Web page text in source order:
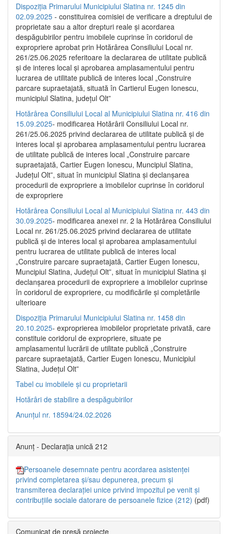
Dispoziția Primarului Municipiului Slatina nr. 1245 din
02.09.2025 - constituirea comisiei de verificare a dreptului de
proprietate sau a altor drepturi reale și acordarea
despăgubirilor pentru imobilele cuprinse în coridorul de
expropriere aprobat prin Hotărârea Consiliului Local nr.
261/25.06.2025 referitoare la declararea de utilitate publică
și de interes local și aprobarea amplasamentului pentru
lucrarea de utilitate publică de interes local „Construire
parcare supraetajată, situată în Cartierul Eugen Ionescu,
municipiul Slatina, județul Olt”
Hotărârea Consiliului Local al Municipiului Slatina nr. 416 din
15.09.2025- modificarea Hotărârii Consiliului Local nr.
261/25.06.2025 privind declararea de utilitate publică și de
interes local și aprobarea amplasamentului pentru lucrarea
de utilitate publică de interes local „Construire parcare
supraetajată, Cartier Eugen Ionescu, Muncipiul Slatina,
Județul Olt”, situat în municipiul Slatina și declanșarea
procedurii de expropriere a imobilelor cuprinse în coridorul
de expropriere
Hotărârea Consiliului Local al Municipiului Slatina nr. 443 din
30.09.2025- modificarea anexei nr. 2 la Hotărârea Consiliului
Local nr. 261/25.06.2025 privind declararea de utilitate
publică şi de interes local şi aprobarea amplasamentului
pentru lucrarea de utilitate publică de interes local
„Construire parcare supraetajată, Cartier Eugen Ionescu,
Muncipiul Slatina, Judeţul Olt”, situat în municipiul Slatina şi
declanşarea procedurii de expropriere a imobilelor cuprinse
în coridorul de expropriere, cu modificările şi completările
ulterioare
Dispoziția Primarului Municipiului Slatina nr. 1458 din
20.10.2025- exproprierea imobilelor proprietate privată, care
constituie coridorul de expropriere, situate pe
amplasamentul lucrării de utilitate publică „Construire
parcare supraetajată, Cartier Eugen Ionescu, Municipiul
Slatina, Județul Olt”
Tabel cu imobilele și cu proprietarii
Hotărâri de stabilire a despăgubirilor
Anunțul nr. 18594/24.02.2026
Anunț - Declarația unică 212
Persoanele desemnate pentru acordarea asistenței
privind completarea și/sau depunerea, precum și
transmiterea declarației unice privind impozitul pe venit și
contribuțiile sociale datorare de persoanele fizice (212) (pdf)
Comunicat de presă proiecte